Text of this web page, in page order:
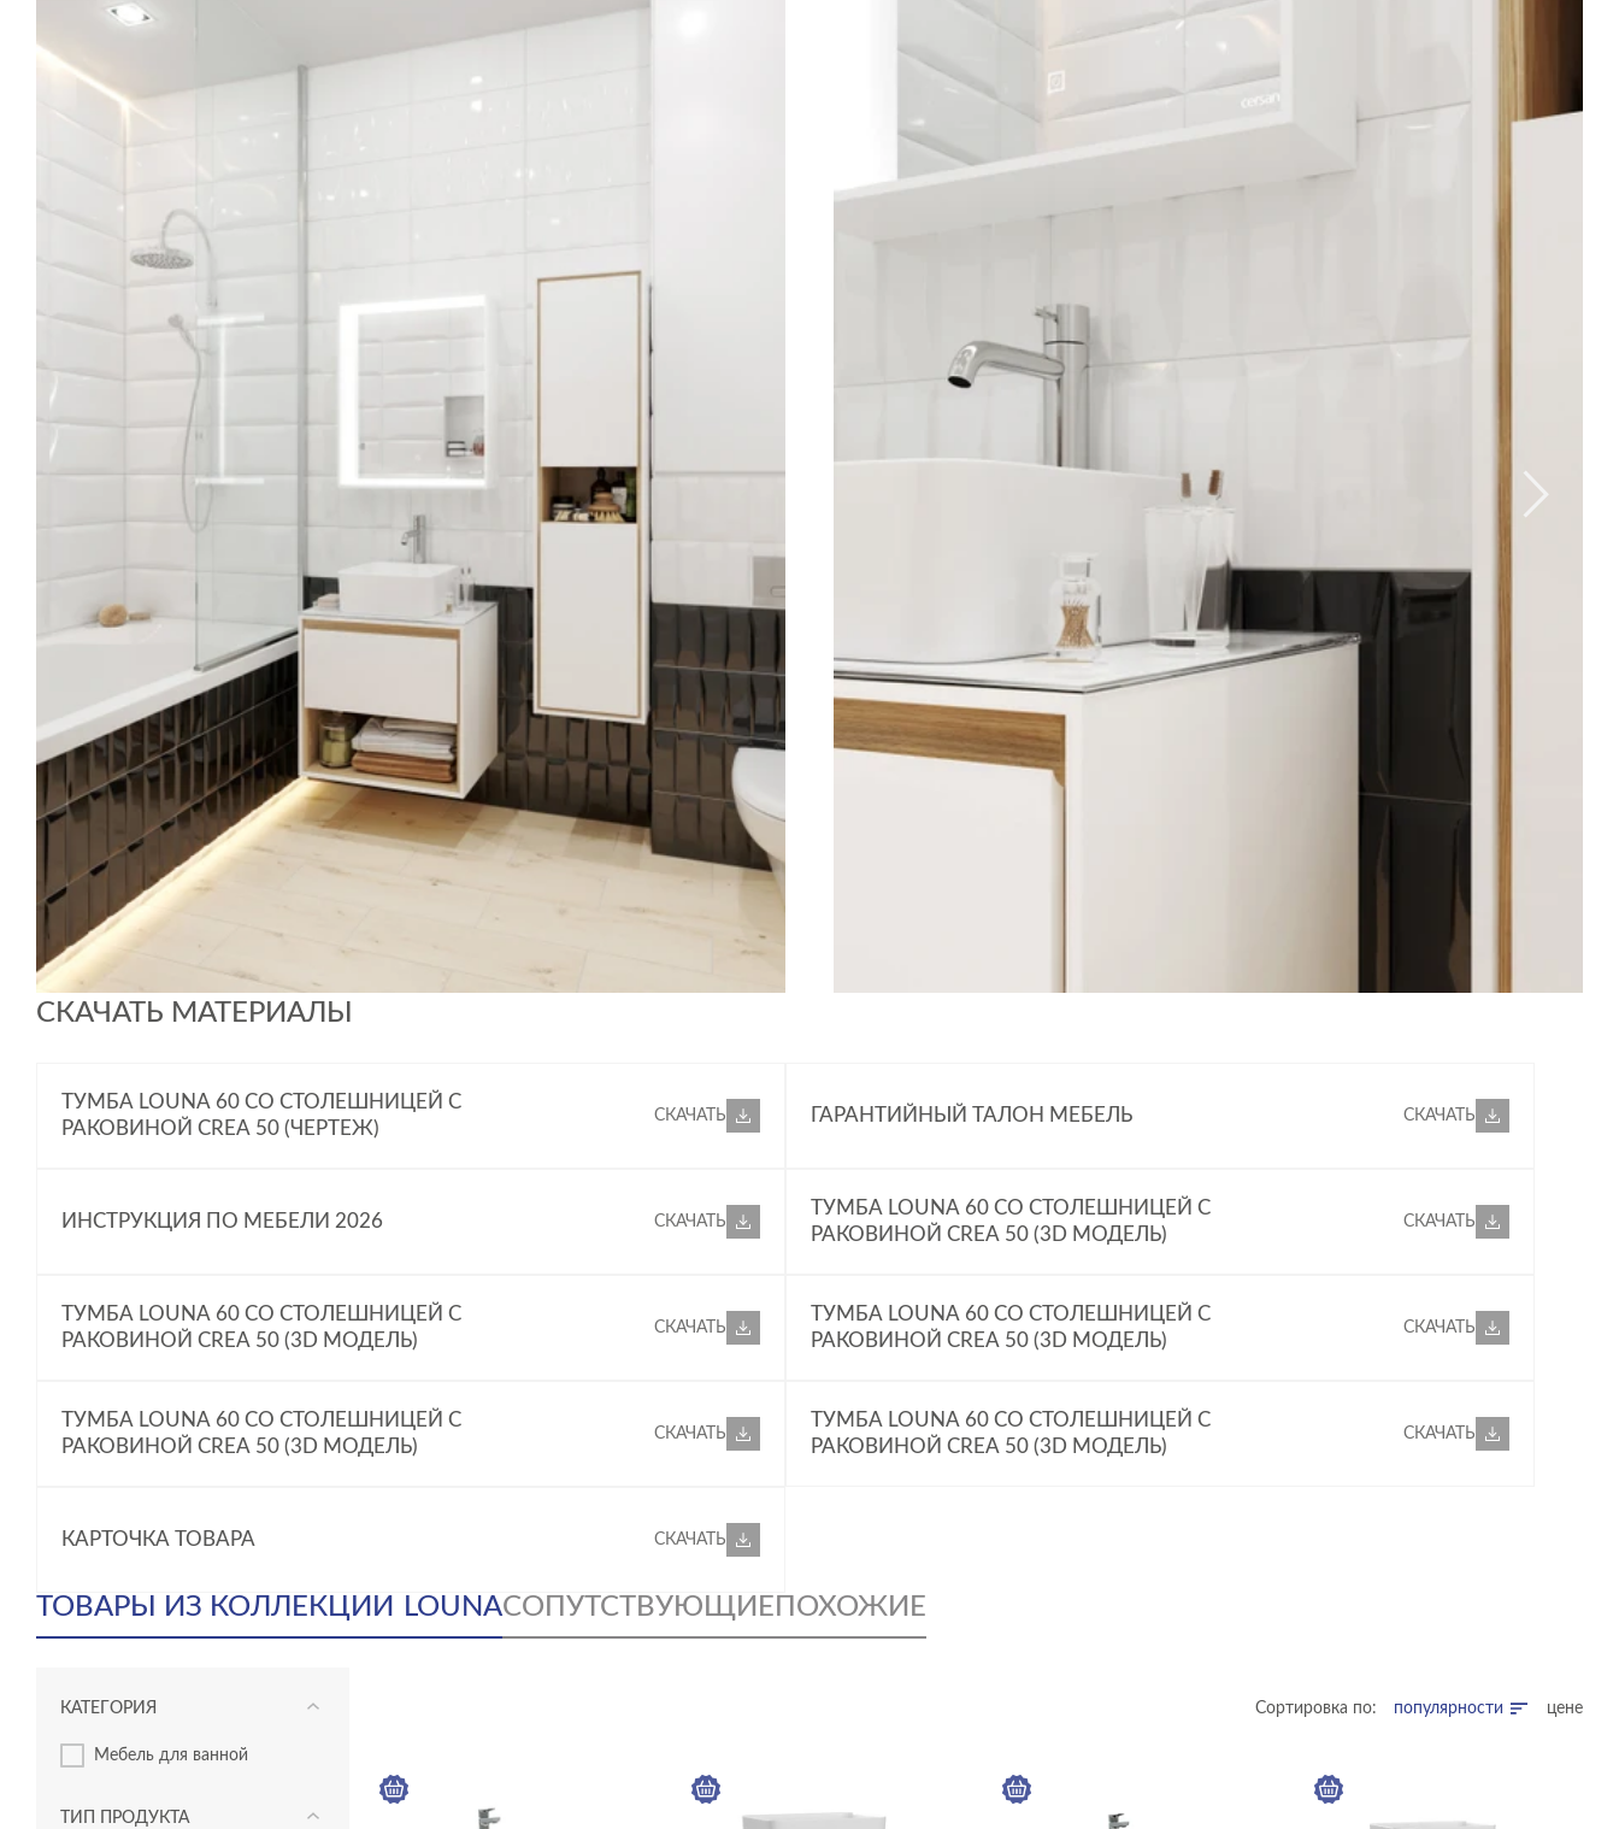
СКАЧАТЬ МАТЕРИАЛЫ
ТУМБА LOUNA 60 СО СТОЛЕШНИЦЕЙ С
РАКОВИНОЙ CREA 50 (ЧЕРТЕЖ)
СКАЧАТЬ ГАРАНТИЙНЫЙ ТАЛОН МЕБЕЛЬ СКАЧАТЬ
ИНСТРУКЦИЯ ПО МЕБЕЛИ 2026 СКАЧАТЬ
ТУМБА LOUNA 60 СО СТОЛЕШНИЦЕЙ С
РАКОВИНОЙ CREA 50 (3D МОДЕЛЬ)
СКАЧАТЬ
ТУМБА LOUNA 60 СО СТОЛЕШНИЦЕЙ С
РАКОВИНОЙ CREA 50 (3D МОДЕЛЬ)
СКАЧАТЬ
ТУМБА LOUNA 60 СО СТОЛЕШНИЦЕЙ С
РАКОВИНОЙ CREA 50 (3D МОДЕЛЬ)
СКАЧАТЬ
ТУМБА LOUNA 60 СО СТОЛЕШНИЦЕЙ С
РАКОВИНОЙ CREA 50 (3D МОДЕЛЬ)
СКАЧАТЬ
ТУМБА LOUNA 60 СО СТОЛЕШНИЦЕЙ С
РАКОВИНОЙ CREA 50 (3D МОДЕЛЬ)
СКАЧАТЬ
КАРТОЧКА ТОВАРА СКАЧАТЬ
ТОВАРЫ ИЗ КОЛЛЕКЦИИ LOUNAСОПУТСТВУЮЩИЕ ПОХОЖИЕ
КАТЕГОРИЯ
мебель для ванной
ТИП ПРОДУКТА
Сортировка по: популярности цене